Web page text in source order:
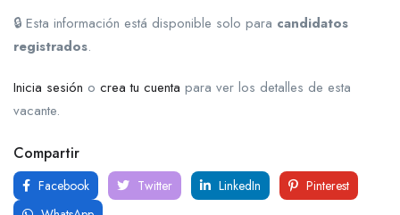
🔒 Esta información está disponible solo para candidatos
registrados.
Inicia sesión o crea tu cuenta para ver los detalles de esta
vacante.
Compartir
Facebook Twitter LinkedIn
Pinterest